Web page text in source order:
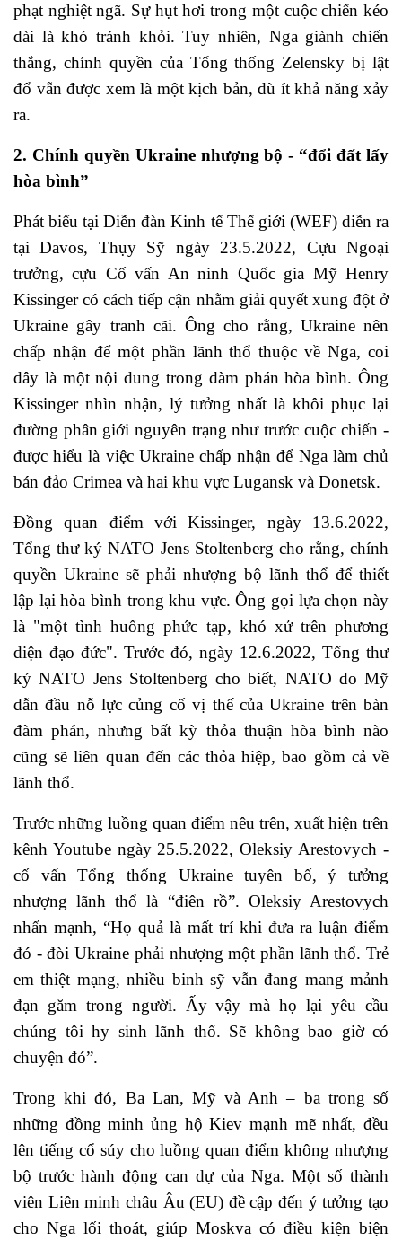
phạt nghiệt ngã. Sự hụt hơi trong một cuộc chiến kéo
dài là khó tránh khỏi. Tuy nhiên, Nga giành chiến
thắng, chính quyền của Tổng thống Zelensky bị lật
đổ vẫn được xem là một kịch bản, dù ít khả năng xảy
ra.
2. Chính quyền Ukraine nhượng bộ - “đổi đất lấy
hòa bình”
Phát biểu tại Diễn đàn Kinh tế Thế giới (WEF) diễn ra
tại Davos, Thụy Sỹ ngày 23.5.2022, Cựu Ngoại
trưởng, cựu Cố vấn An ninh Quốc gia Mỹ Henry
Kissinger có cách tiếp cận nhằm giải quyết xung đột ở
Ukraine gây tranh cãi. Ông cho rằng, Ukraine nên
chấp nhận để một phần lãnh thổ thuộc về Nga, coi
đây là một nội dung trong đàm phán hòa bình. Ông
Kissinger nhìn nhận, lý tưởng nhất là khôi phục lại
đường phân giới nguyên trạng như trước cuộc chiến -
được hiểu là việc Ukraine chấp nhận để Nga làm chủ
bán đảo Crimea và hai khu vực Lugansk và Donetsk.
Đồng quan điểm với Kissinger, ngày 13.6.2022,
Tổng thư kýNATO Jens Stoltenberg cho rằng, chính
quyền Ukraine sẽ phải nhượng bộ lãnh thổ để thiết
lập lại hòa bình trong khu vực.Ông gọi lựa chọn này
là "một tình huống phức tạp, khó xử trên phương
diện đạo đức". Trước đó, ngày 12.6.2022, Tổng thư
ký NATO Jens Stoltenberg cho biết, NATO do Mỹ
dẫn đầu nỗ lực củng cố vị thế của Ukraine trên bàn
đàm phán, nhưng bất kỳ thỏa thuận hòa bình nào
cũng sẽ liên quan đến các thỏa hiệp, bao gồm cả về
lãnh thổ.
Trước những luồng quan điểm nêu trên, xuất hiện trên
kênh Youtube ngày 25.5.2022, Oleksiy Arestovych -
cố vấn Tổng thống Ukraine tuyên bố, ý tưởng
nhượng lãnh thổ là “điên rồ”. Oleksiy Arestovych
nhấn mạnh, “Họ quả là mất trí khi đưa ra luận điểm
đó - đòi Ukraine phải nhượng một phần lãnh thổ. Trẻ
em thiệt mạng, nhiều binh sỹ vẫn đang mang mảnh
đạn găm trong người. Ấy vậy mà họ lại yêu cầu
chúng tôi hy sinh lãnh thổ. Sẽ không bao giờ có
chuyện đó”.
Trong khi đó, Ba Lan, Mỹ và Anh – ba trong số
những đồng minh ủng hộ Kiev mạnh mẽ nhất, đều
lên tiếng cổ súy cho luồng quan điểm không nhượng
bộ trước hành động can dự của Nga. Một số thành
viên Liên minh châu Âu (EU) đề cập đến ý tưởng tạo
cho Nga lối thoát, giúp Moskva có điều kiện biện